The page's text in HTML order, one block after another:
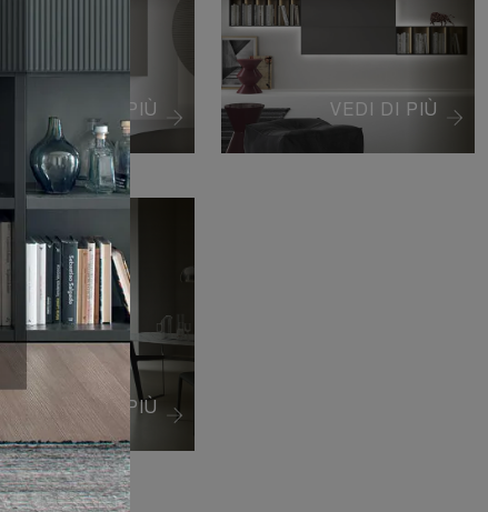
VEDI DI PIÙ VEDI DI PIÙ
VEDI DI PIÙ